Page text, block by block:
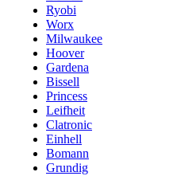
Ryobi
Worx
Milwaukee
Hoover
Gardena
Bissell
Princess
Leifheit
Clatronic
Einhell
Bomann
Grundig